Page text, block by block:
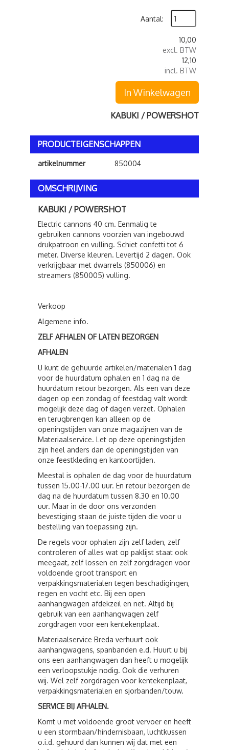
Aantal:
10,00
excl. BTW
12,10
incl. BTW
In Winkelwagen
KABUKI / POWERSHOT
PRODUCTEIGENSCHAPPEN
artikelnummer 850004
OMSCHRIJVING
KABUKI / POWERSHOT
Electric cannons 40 cm. Eenmalig te
gebruiken cannons voorzien van ingebouwd
drukpatroon en vulling. Schiet confetti tot 6
meter. Diverse kleuren. Levertijd 2 dagen. Ook
verkrijgbaar met dwarrels (850006) en
streamers (850005) vulling.
Verkoop
Algemene info.
ZELF AFHALEN OF LATEN BEZORGEN
AFHALEN
U kunt de gehuurde artikelen/materialen 1 dag
voor de huurdatum ophalen en 1 dag na de
huurdatum retour bezorgen. Als een van deze
dagen op een zondag of feestdag valt wordt
mogelijk deze dag of dagen verzet. Ophalen
en terugbrengen kan alleen op de
openingstijden van onze magazijnen van de
Materiaalservice. Let op deze openingstijden
zijn heel anders dan de openingstijden van
onze feestkleding en kantoortijden.
Meestal is ophalen de dag voor de huurdatum
tussen 15.00-17.00 uur. En retour bezorgen de
dag na de huurdatum tussen 8.30 en 10.00
uur. Maar in de door ons verzonden
bevestiging staan de juiste tijden die voor u
bestelling van toepassing zijn.
De regels voor ophalen zijn zelf laden, zelf
controleren of alles wat op paklijst staat ook
meegaat, zelf lossen en zelf zorgdragen voor
voldoende groot transport en
verpakkingsmaterialen tegen beschadigingen,
regen en vocht etc. Bij een open
aanhangwagen afdekzeil en net. Altijd bij
gebruik van een aanhangwagen zelf
zorgdragen voor een kentekenplaat.
Materiaalservice Breda verhuurt ook
aanhangwagens, spanbanden e.d. Huurt u bij
ons een aanhangwagen dan heeft u mogelijk
een verloopstukje nodig. Ook die verhuren
wij. Wel zelf zorgdragen voor kentekenplaat,
verpakkingsmaterialen en sjorbanden/touw.
SERVICE BIJ AFHALEN.
Komt u met voldoende groot vervoer en heeft
u een stormbaan/hindernisbaan, luchtkussen
o.i.d. gehuurd dan kunnen wij dat met een